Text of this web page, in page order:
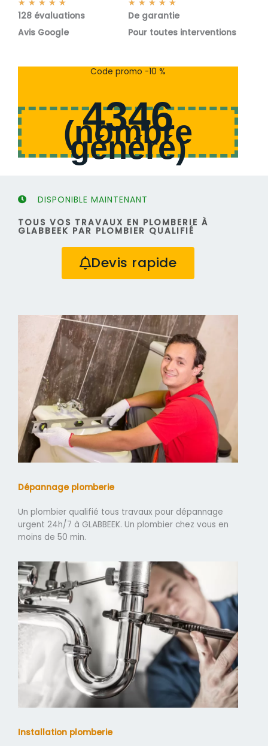
★ ★ ★ ★ ★
o
s
128 évaluations
Avis Google
★ ★ ★ ★ ★
o
s
De garantie
Pour toutes interventions
Code promo -10 %
4346
(nombre
généré)
DISPONIBLE MAINTENANT
TOUS VOS TRAVAUX EN PLOMBERIE À
GLABBEEK PAR PLOMBIER QUALIFIÉ
Devis rapide
Dépannage plomberie
Un plombier qualifié tous travaux pour dépannage
urgent 24h/7 à GLABBEEK. Un plombier chez vous en
moins de 50 min.
Installation plomberie